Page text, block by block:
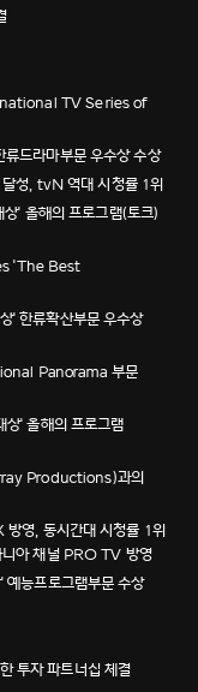
TV Series of
드라마부문 우수상 수상
성, tvN 역대 시청률 1위
' 올해의 프로그램(토크)
'The Best
' 한류확산부문 우수상
Panorama 부문
' 올해의 프로그램
Productions)과의
영, 동시간대 시청률 1위
아 채널 PRO TV 방영
능프로그램부문 수상
투자 파트너십 체결